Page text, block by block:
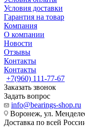
Условия доставки
Гарантия на товар
Компания
О компании
Новости
Отзывы
Контакты
Контакты
+7(960) 111-77-67
Заказать звонок
Задать вопрос
info@bearings-shop.ru
Воронеж, ул.
Доставка по всей